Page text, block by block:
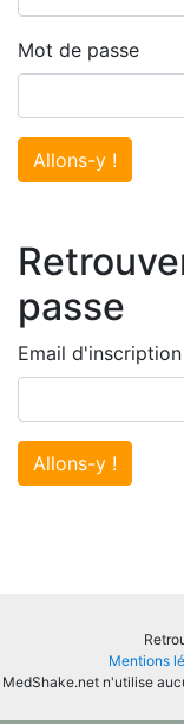
Mot de passe
Allons-y !
passe
Email d'inscription
Allons-y !
Mentions
MedShake.net n'utilise